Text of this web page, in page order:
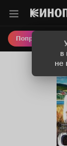
в
не
Попробовать